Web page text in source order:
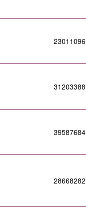
23011096
31203388
39587684
28668282